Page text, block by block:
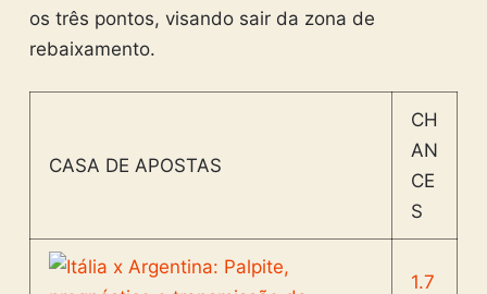
os três pontos, visando sair da zona de
rebaixamento.
CASA DE APOSTAS
CH
AN
CE
S
1.7